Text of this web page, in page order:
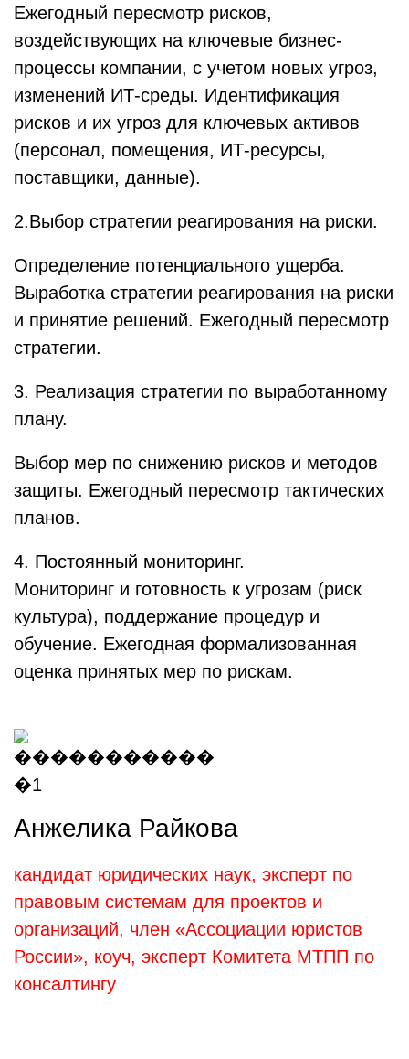
Ежегодный пересмотр рисков,
воздействующих на ключевые бизнес-
процессы компании, с учетом новых угроз,
изменений ИТ-среды. Идентификация
рисков и их угроз для ключевых активов
(персонал, помещения, ИТ-ресурсы,
поставщики, данные).
2.Выбор стратегии реагирования на риски.
Определение потенциального ущерба.
Выработка стратегии реагирования на риски
и принятие решений. Ежегодный пересмотр
стратегии.
3. Реализация стратегии по выработанному
плану.
Выбор мер по снижению рисков и методов
защиты. Ежегодный пересмотр тактических
планов.
4. Постоянный мониторинг.
Мониторинг и готовность к угрозам (риск
культура), поддержание процедур и
обучение. Ежегодная формализованная
оценка принятых мер по рискам.
Анжелика Райкова
кандидат юридических наук, эксперт по
правовым системам для проектов и
организаций, член «Ассоциации юристов
России», коуч, эксперт Комитета МТПП по
консалтингу